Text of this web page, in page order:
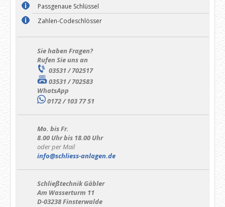
Passgenaue Schlüssel
Zahlen-Codeschlösser
Sie haben Fragen?
Rufen Sie uns an
03531 / 702517
03531 / 702583
WhatsApp
0172 / 103 77 51
Mo. bis Fr.
8.00 Uhr bis 18.00 Uhr
oder per Mail
info@schliess-anlagen.de
Schließtechnik Gäbler
Am Wasserturm 11
D-03238 Finsterwalde